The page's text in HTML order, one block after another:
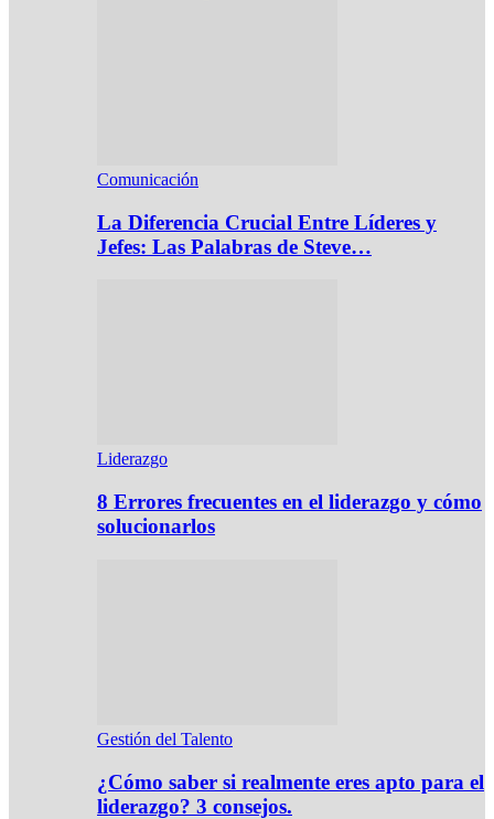
Comunicación
La Diferencia Crucial Entre Líderes y
Jefes: Las Palabras de Steve…
Liderazgo
8 Errores frecuentes en el liderazgo y cómo
solucionarlos
Gestión del Talento
¿Cómo saber si realmente eres apto para el
liderazgo? 3 consejos.